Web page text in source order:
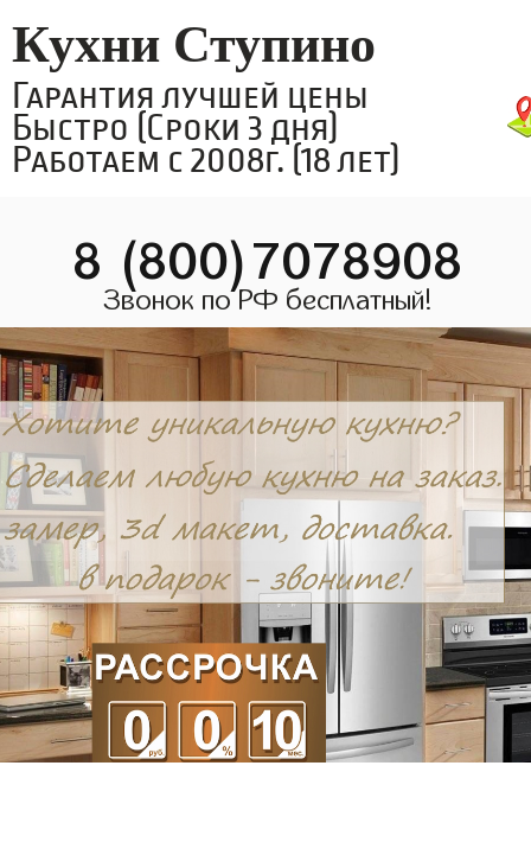
Кухни Ступино
Гарантия лучшей цены
Быстро (Сроки 3 дня)
Работаем с 2008г. (18 лет)
8 (800)7078908
Звонок по РФ бесплатный!